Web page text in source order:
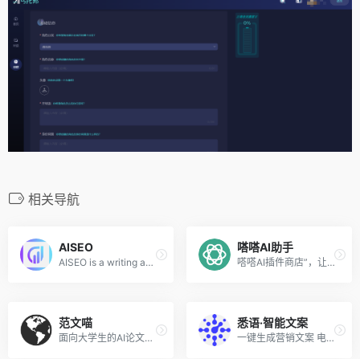
相关导航
AISEO
AISEO is a writing assistant
嗒嗒AI助手
嗒嗒AI插件商店”，让嗒嗒AI助手打破次元壁垒，链接万物
范文喵
面向大学生的AI论文写作工具
悉语·智能文案
一键生成营销文案 电商场景悉数覆盖